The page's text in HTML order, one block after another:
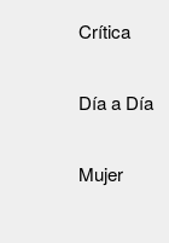
Crítica
Día a Día
Mujer